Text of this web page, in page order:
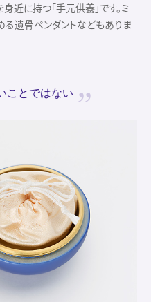
近に持つ「手元供養」です。ミ
る遺骨ペンダントなどもありま
ことではない